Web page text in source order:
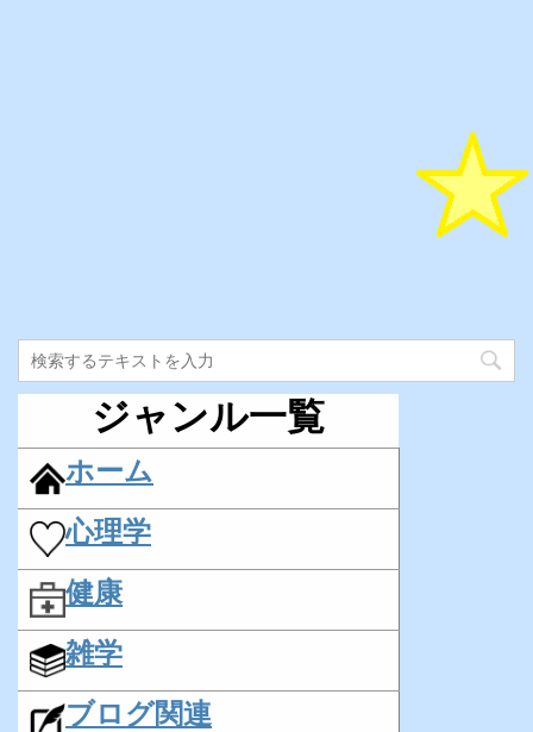
ジャンル一覧
ホーム
心理学
健康
雑学
ブログ関連